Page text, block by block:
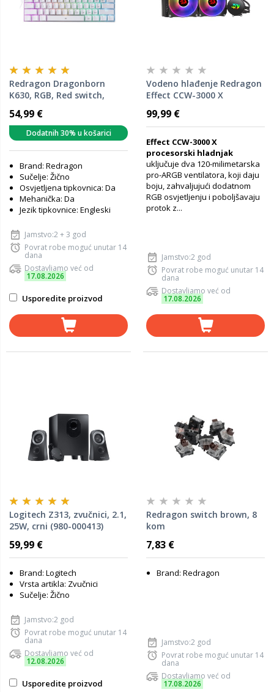
Redragon Dragonborn
K630, RGB, Red switch,
bijela
54,99 €
Dodatnih 30% u košarici
Brand: Redragon
Sučelje: Žično
Osvjetljena tipkovnica: Da
Mehanička: Da
Jezik tipkovnice: Engleski
Jamstvo:2 + 3 god
Povrat robe moguć unutar 14
dana
Dostavljamo već od
17.08.2026
Usporedite proizvod
Vodeno hlađenje Redragon
Effect CCW-3000 X
99,99 €
Effect CCW-3000 X
procesorski hladnjak
uključuje dva 120-milimetarska
pro-ARGB ventilatora, koji daju
boju, zahvaljujući dodatnom
RGB osvjetljenju i poboljšavaju
protok z...
Jamstvo:2 god
Povrat robe moguć unutar 14
dana
Dostavljamo već od
17.08.2026
Logitech Z313, zvučnici, 2.1,
25W, crni (980-000413)
59,99 €
Brand: Logitech
Vrsta artikla: Zvučnici
Sučelje: Žično
Jamstvo:2 god
Povrat robe moguć unutar 14
dana
Dostavljamo već od
12.08.2026
Usporedite proizvod
Redragon switch brown, 8
kom
7,83 €
Brand: Redragon
Jamstvo:2 god
Povrat robe moguć unutar 14
dana
Dostavljamo već od
17.08.2026